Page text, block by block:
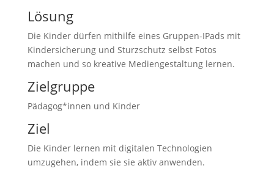
Lösung
Die Kinder dürfen mithilfe eines Gruppen-IPads mit
Kindersicherung und Sturzschutz selbst Fotos
machen und so kreative Mediengestaltung lernen.
Zielgruppe
Pädagog*innen und Kinder
Ziel
Die Kinder lernen mit digitalen Technologien
umzugehen, indem sie sie aktiv anwenden.